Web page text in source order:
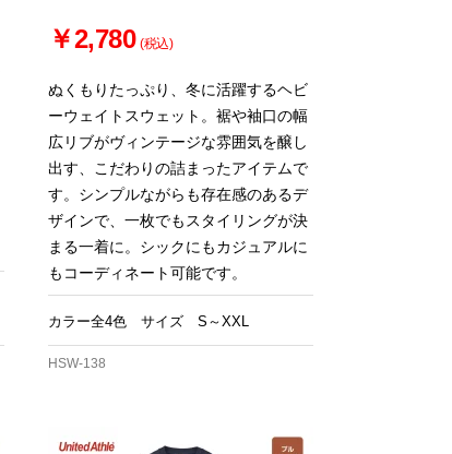
￥2,780 (税込)
ぬくもりたっぷり、冬に活躍するヘビ
ーウェイトスウェット。裾や袖口の幅
広リブがヴィンテージな雰囲気を醸し
出す、こだわりの詰まったアイテムで
す。シンプルながらも存在感のあるデ
ザインで、一枚でもスタイリングが決
まる一着に。シックにもカジュアルに
もコーディネート可能です。
カラー全4色 サイズ S～XXL
HSW-138